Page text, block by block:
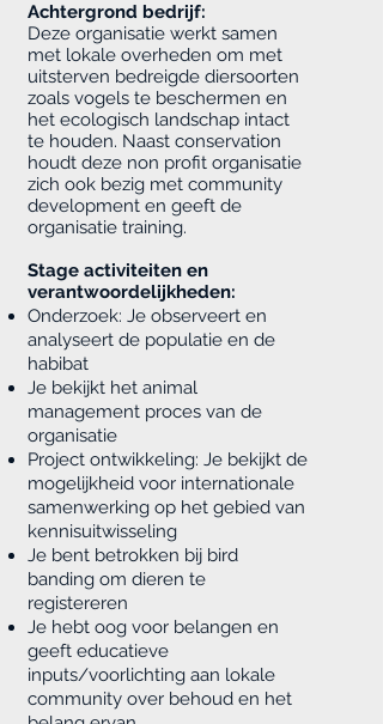
Achtergrond bedrijf:
Deze organisatie werkt samen
met lokale overheden om met
uitsterven bedreigde diersoorten
zoals vogels te beschermen en
het ecologisch landschap intact
te houden. Naast conservation
houdt deze non profit organisatie
zich ook bezig met community
development en geeft de
organisatie training.
Stage activiteiten en
verantwoordelijkheden:
Onderzoek: Je observeert en
analyseert de populatie en de
habibat
Je bekijkt het animal
management proces van de
organisatie
Project ontwikkeling: Je bekijkt de
mogelijkheid voor internationale
samenwerking op het gebied van
kennisuitwisseling
Je bent betrokken bij bird
banding om dieren te
registereren
Je hebt oog voor belangen en
geeft educatieve
inputs/voorlichting aan lokale
community over behoud en het